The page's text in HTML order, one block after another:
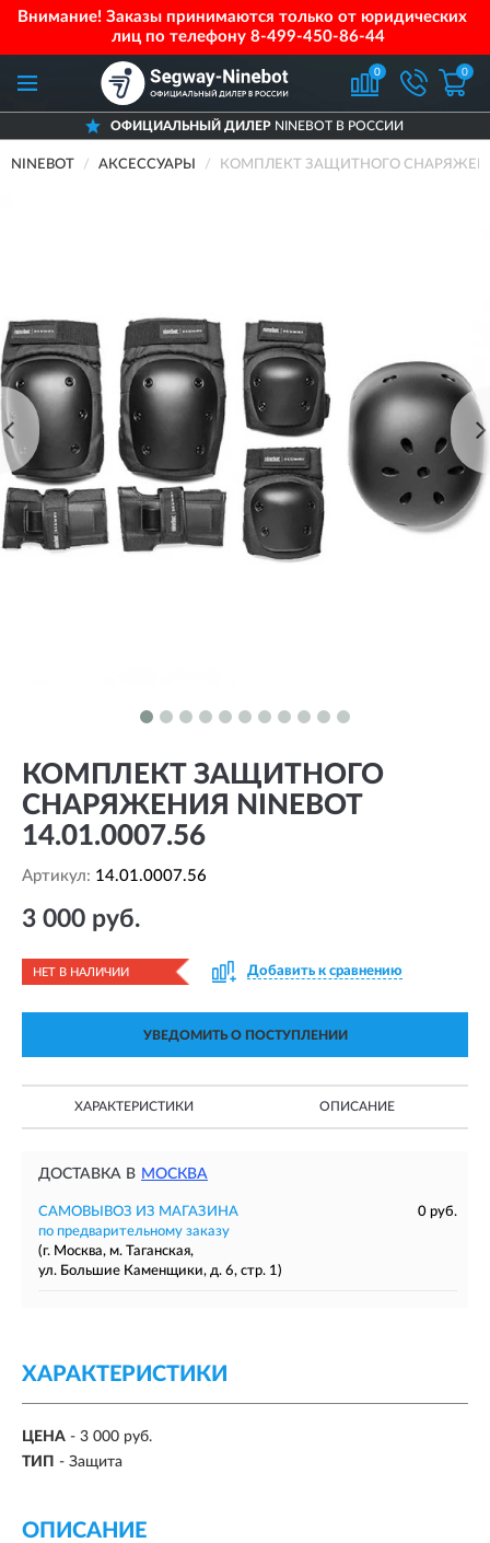
Внимание! Заказы принимаются только от юридических
лиц по телефону 8-499-450-86-44
0 0
ОФИЦИАЛЬНЫЙ ДИЛЕРNINEBOT В РОССИИ
NINEBOT АКСЕССУАРЫ КОМПЛЕКТ ЗАЩИТНОГО
КОМПЛЕКТ ЗАЩИТНОГО
СНАРЯЖЕНИЯ NINEBOT
14.01.0007.56
Артикул: 14.01.0007.56
3 000 руб.
НЕТ В НАЛИЧИИ Добавить к сравнению
УВЕДОМИТЬ О ПОСТУПЛЕНИИ
ХАРАКТЕРИСТИКИ ОПИСАНИЕ
ДОСТАВКА В МОСКВА
САМОВЫВОЗ ИЗ МАГАЗИНА
0 руб.
по предварительному заказу
(г. Москва, м. Таганская,
ул. Большие Каменщики, д. 6, стр. 1)
ХАРАКТЕРИСТИКИ
ЦЕНА - 3 000 руб.
ТИП - Защита
ОПИСАНИЕ